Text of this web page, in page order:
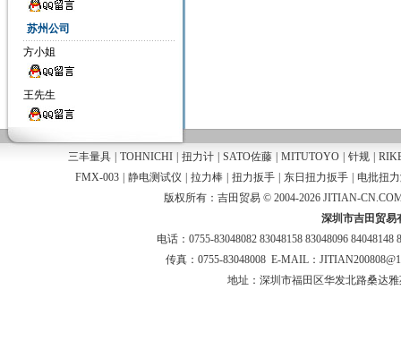
苏州公司
方小姐
王先生
三丰量具 TOHNICHI 扭力计 SATO佐藤 MITUTOYO 针规
FMX-003
静电测试仪 拉力棒 扭力扳手 东日扭力扳手
电批扭
版权所有：吉田贸易 © 2004-2026 JITIAN-
深圳市吉田贸易
电话：0755-83048082 83048158 83048096 84048148
传真：0755-83048008 E-MAIL：
地址：深圳市福田区华发北路桑达雅